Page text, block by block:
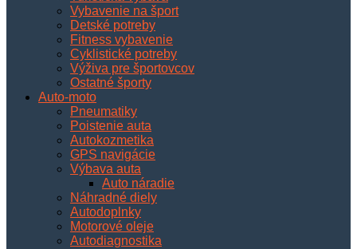
Vybavenie na šport
Detské potreby
Fitness vybavenie
Cyklistické potreby
Výživa pre športovcov
Ostatné športy
Auto-moto
Pneumatiky
Poistenie auta
Autokozmetika
GPS navigácie
Výbava auta
Auto náradie
Náhradné diely
Autodoplnky
Motorové oleje
Autodiagnostika